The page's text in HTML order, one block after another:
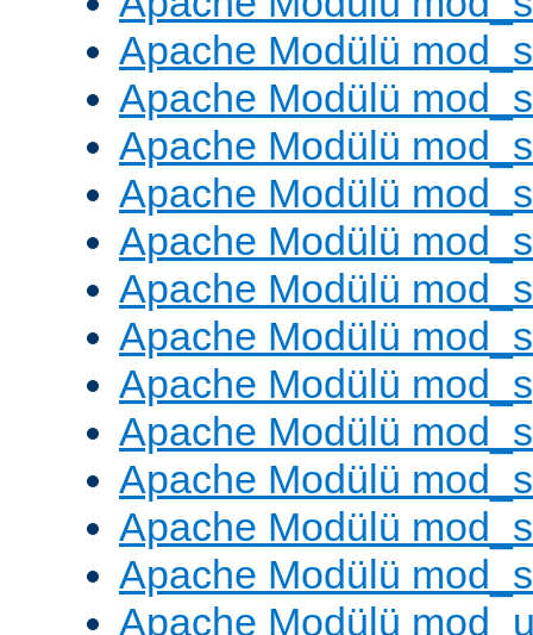
Apache Modülü
Apache Modülü
Apache Modülü
Apache Modülü
Apache Modülü
Apache Modülü
Apache Modülü
Apache Modülü
Apache Modülü
Apache Modülü
Apache Modülü
Apache Modülü
Apache Modülü